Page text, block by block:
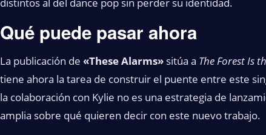
distintos al del dance pop sin perder su identidad.
Qué puede pasar ahora
La publicación de «These Alarms» sitúa a The Forest Is
tiene ahora la tarea de construir el puente entre este
la colaboración con Kylie no es una estrategia de
amplia sobre qué quieren decir con este nuevo trabajo.